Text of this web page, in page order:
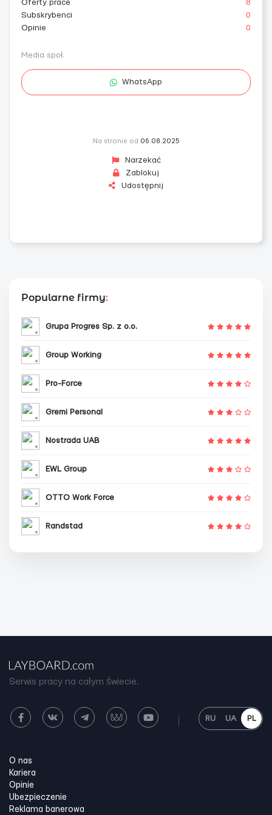
Oferty prace
8
Subskrybenci
0
Opinie
0
Media społ.
WhatsApp
Na stronie od 06.08.2025
Narzekać
Zablokuj
Udostępnij
Popularne firmy:
Grupa Progres Sp. z o.o.
Group Working
Pro-Force
Gremi Personal
Nostrada UAB
EWL Group
OTTO Work Force
Randstad
Serwis pracy na całym świecie.
RU UA PL
O nas
Kariera
Opinie
Ubezpieczenie
Reklama banerowa